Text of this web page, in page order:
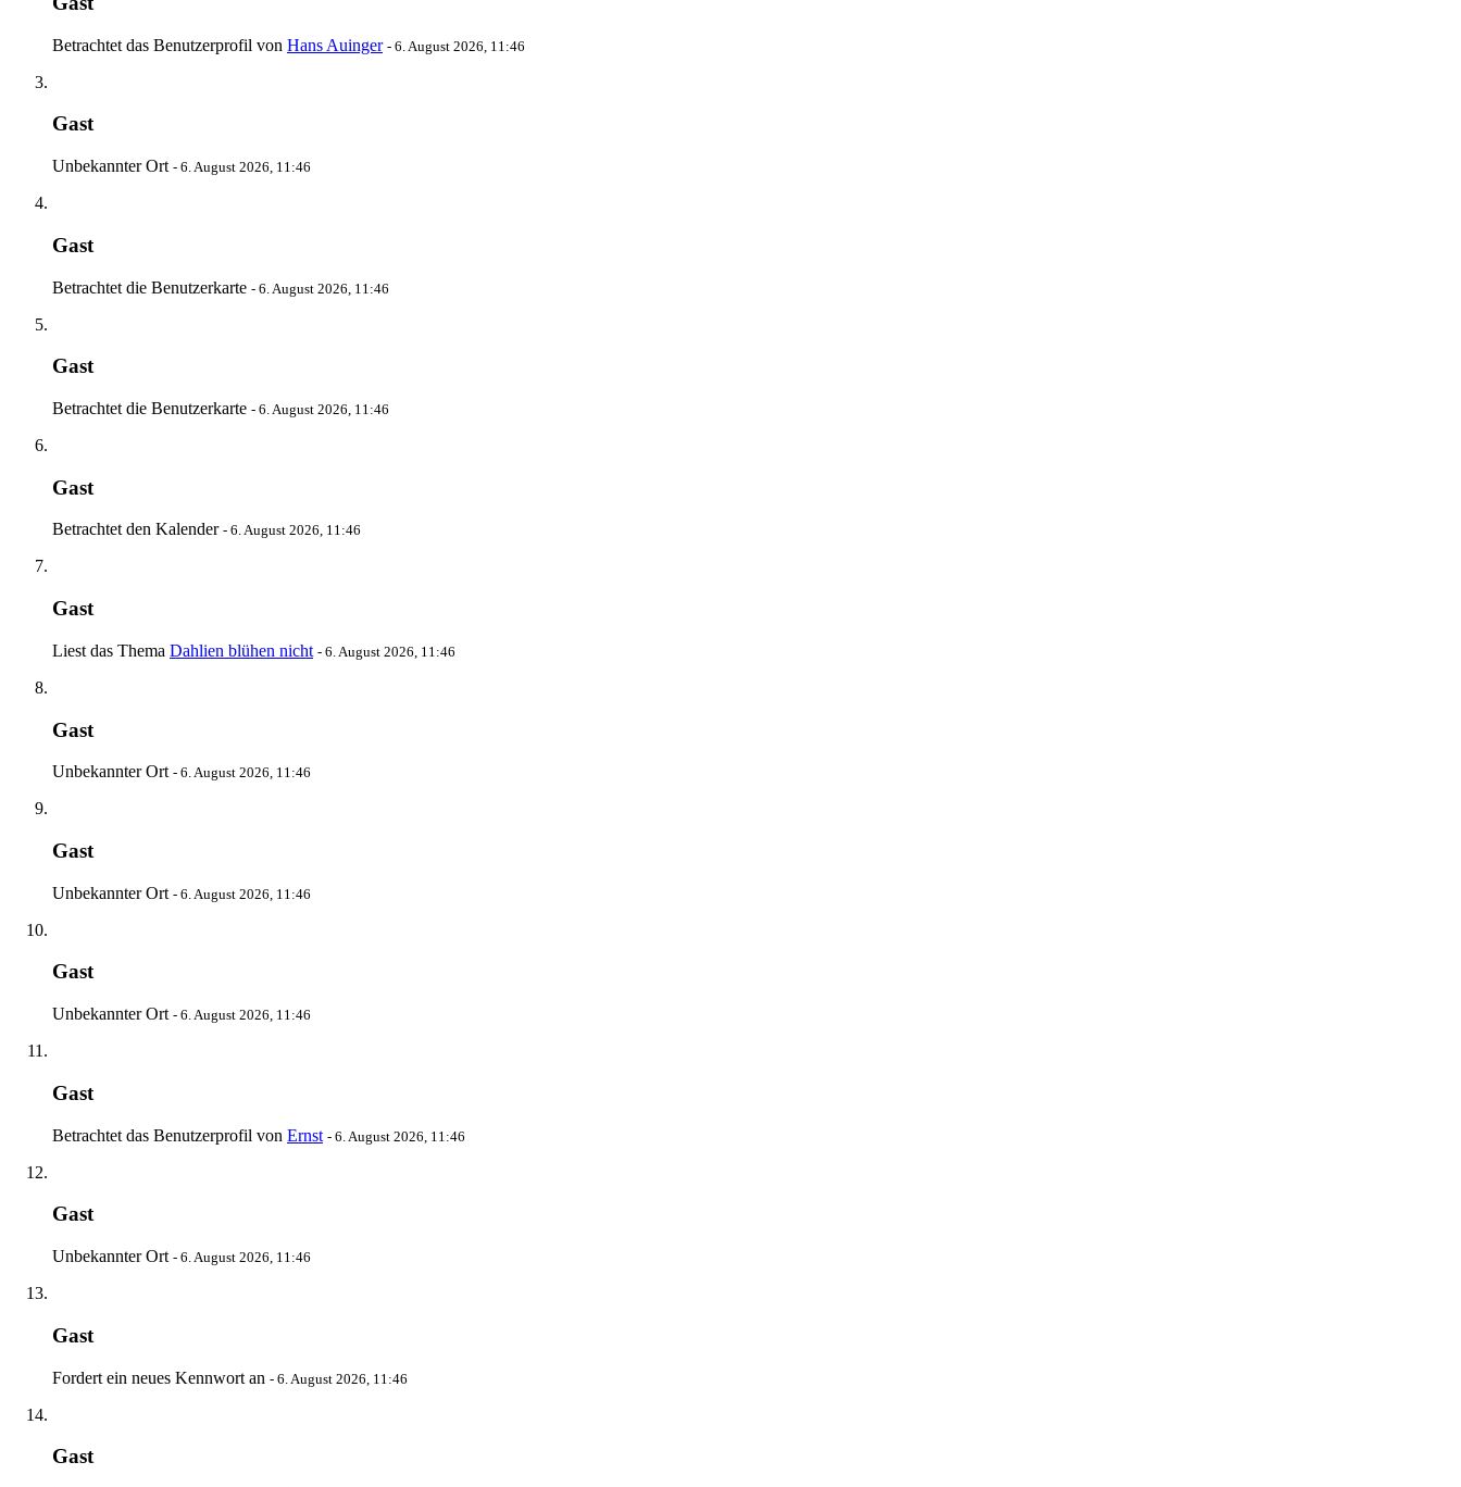
Betrachtet das Benutzerprofil von Hans Auinger - 6. August 2026, 11:46
Gast
Unbekannter Ort - 6. August 2026, 11:46
Gast
Betrachtet die Benutzerkarte - 6. August 2026, 11:46
Gast
Betrachtet die Benutzerkarte - 6. August 2026, 11:46
Gast
Betrachtet den Kalender - 6. August 2026, 11:46
Gast
Liest das Thema Dahlien blühen nicht - 6. August 2026, 11:46
Gast
Unbekannter Ort - 6. August 2026, 11:46
Gast
Unbekannter Ort - 6. August 2026, 11:46
Gast
Unbekannter Ort - 6. August 2026, 11:46
Gast
Betrachtet das Benutzerprofil von Ernst - 6. August 2026, 11:46
Gast
Unbekannter Ort - 6. August 2026, 11:46
Gast
Fordert ein neues Kennwort an - 6. August 2026, 11:46
Gast